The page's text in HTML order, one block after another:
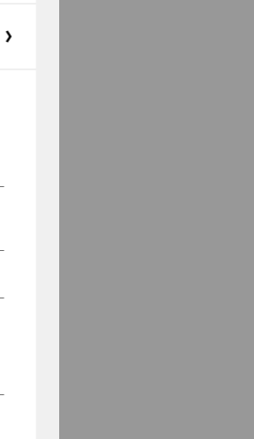
Webstatistik